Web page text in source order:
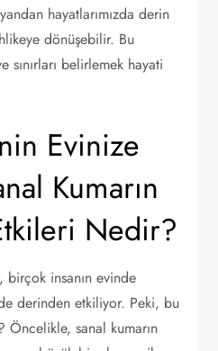
hayatlarımızda derin
dönüşebilir. Bu
belirlemek hayati
Evinize
Kumarın
Nedir?
birçok insanın evinde
derinden etkiliyor. Peki, bu
Öncelikle, sanal kumarın